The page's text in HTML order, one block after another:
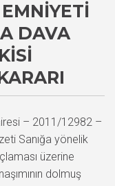
DAVA
– 2011/12982 –
Sanığa yönelik
üzerine
dolmuş